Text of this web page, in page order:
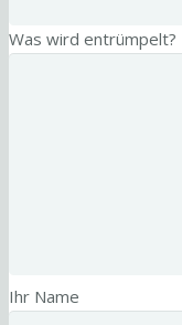
Was wird entrümpelt?
Ihr Name